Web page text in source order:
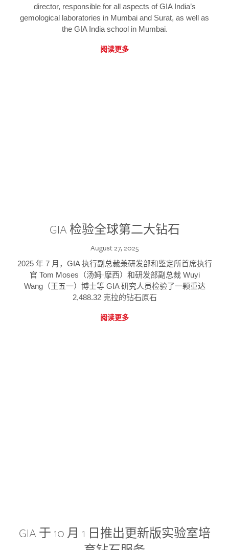
director, responsible for all aspects of GIA India’s
gemological laboratories in Mumbai and Surat, as well as
the GIA India school in Mumbai.
阅读更多
GIA 检验全球第二大钻石
August 27, 2025
2025 年 7 月，GIA 执行副总裁兼研发部和鉴定所首席执行
官 Tom Moses（汤姆·摩西）和研发部副总裁 Wuyi
Wang（王五一）博士等 GIA 研究人员检验了一颗重达
2,488.32 克拉的钻石原石
阅读更多
GIA 于 10 月 1 日推出更新版实验室培